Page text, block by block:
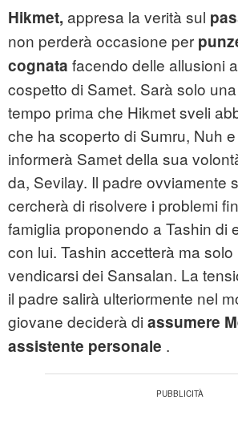
Hikmet, appresa la verità sul
non perderà occasione per
cognata facendo delle allusioni
cospetto di Samet. Sarà solo
tempo prima che Hikmet sveli
che ha scoperto di Sumru, Nuh
informerà Samet della sua
da, Sevilay. Il padre ovviamente
cercherà di risolvere i problemi
famiglia proponendo a Tashin di
con lui. Tashin accetterà ma
vendicarsi dei Sansalan. La
il padre salirà ulteriormente nel
giovane deciderà di assumere
assistente personale .